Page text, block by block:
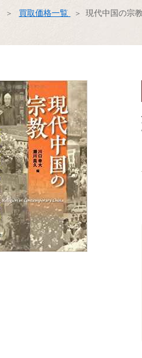
買取価格一覧 現代中国の宗